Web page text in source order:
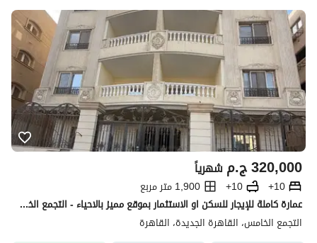
ج.م320,000 شهرياً
10+
10+
1,900 متر مربع
عمارة كاملة للإيجار للسكن او الاستثمار بموقع مميز بالاحياء - التجمع الخامس
التجمع الخامس، القاهرة الجديدة، القاهرة